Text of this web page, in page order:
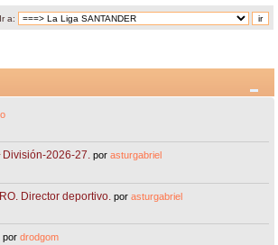
Ir a:
División-2026-27. porasturgabriel
Director deportivo. porasturgabriel
pordrodgom